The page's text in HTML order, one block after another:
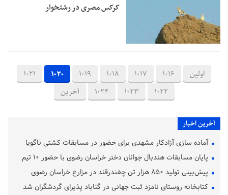
کرکس مصری در رشتخوار
اولین 1016
1017
1018
1019
1020
1021
1022
1023
1024 آخرین
آخرین اخبار
آماده‌ سازی آزادکار مشهدی برای حضور در مسابقات کشتی ناگویا
پایان مسابقات هندبال جوانان دختر خراسان رضوی با حضور ۱۰ تیم
پیش‌بینی تولید ۸۵۰ هزار تن چغندرقند در مزارع خراسان رضوی
کتابخانه روستای نامزد ثبت جهانی در گناباد پذیرای گردشگران شد